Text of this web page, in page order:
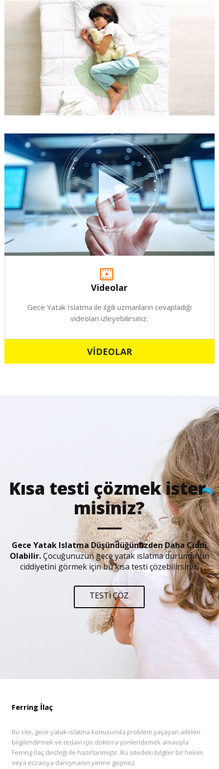
Videolar
Gece Yatak Islatma ile ilgili uzmanların cevapladığı
videoları izleyebilirsiniz.
VİDEOLAR
Kısa testi çözmek ister
misiniz?
Gece Yatak Islatma Düşündüğünüzden Daha Ciddi
Olabilir.Çocuğunuzun gece yatak ıslatma durumunun
ciddiyetini görmek için bu kısa testi çözebilirsiniz.
TESTİ ÇÖZ
Ferring İlaç
Bu site, gece yatak ıslatma konusunda problem yaşayan aileleri
bilgilendirmek ve tedavi için doktora yönlendirmek amacıyla
Ferring İlaç desteği ile hazırlanmıştır. Bu sitedeki bilgiler bir hekim
veya eczacıya danışmanın yerine geçmez.